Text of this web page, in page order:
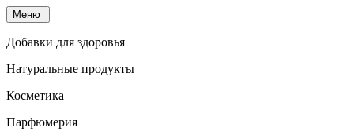
Меню
Добавки для здоровья
Натуральные продукты
Косметика
Парфюмерия